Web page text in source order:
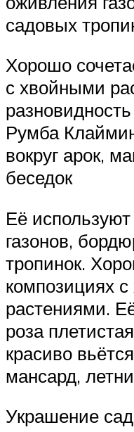
садовых
Хорошо
с хвойными
Румба
вокруг арок,
беседок
Её
газонов,
тропинок.
композициях
растениями.
роза
красиво
мансард,
Украшение